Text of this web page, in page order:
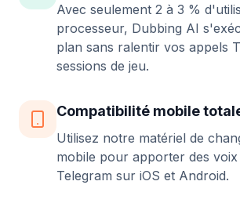
Avec seulement 2 à 3 %
processeur, Dubbing AI
plan sans ralentir vos appels
sessions de jeu.
Compatibilité mobile
Utilisez notre matériel de
mobile pour apporter des
Telegram sur iOS et Android.